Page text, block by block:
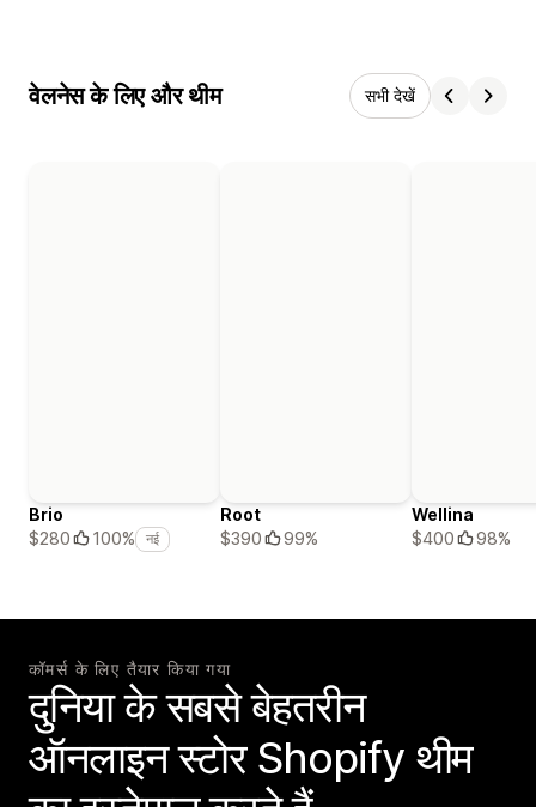
वेलनेस के लिए और थीम सभी देखें
Brio
$280
100% नई
Root
$390
99%
Wellina
$400
98%
कॉमर्स के लिए तैयार किया गया
दुनिया के सबसे बेहतरीन
ऑनलाइन स्टोर Shopify थीम